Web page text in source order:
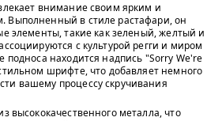
внимание своим ярким и
Выполненный в стиле растафари, он
элементы, такие как зеленый, желтый и
с культурой регги и миром
подноса находится надпись "Sorry We're
шрифте, что добавляет немного
вашему процессу скручивания
высококачественного металла, что